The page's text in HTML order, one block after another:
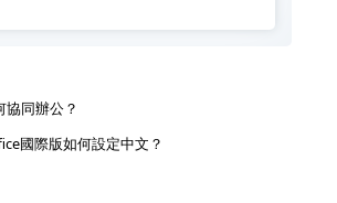
協同辦公？
國際版如何設定中文？